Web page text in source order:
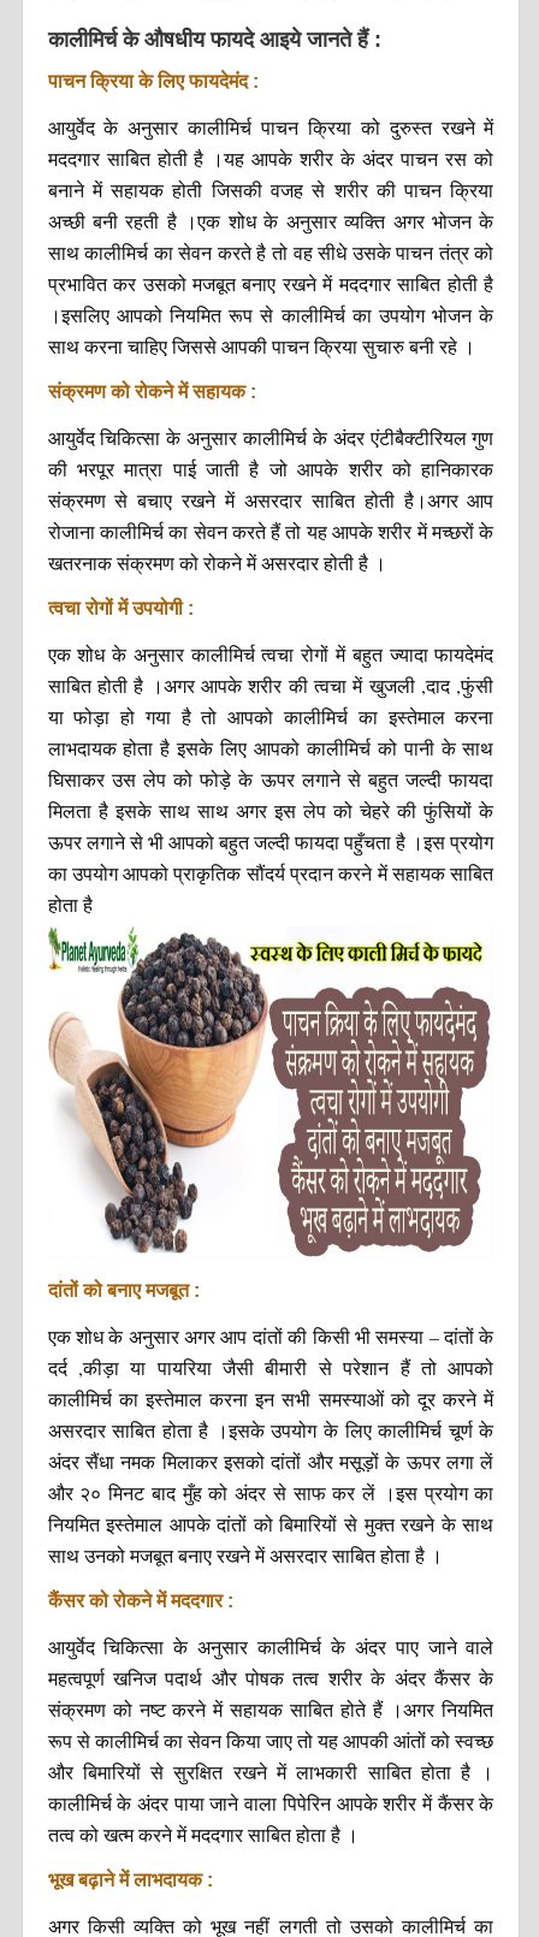
कालीमिर्च के औषधीय फायदे आइये जानते हैं :
पाचन क्रिया के लिए फायदेमंद :
आयुर्वेद के अनुसार कालीमिर्च पाचन क्रिया को दुरुस्त रखने में
मददगार साबित होती है ।यह आपके शरीर के अंदर पाचन रस को
बनाने में सहायक होती जिसकी वजह से शरीर की पाचन क्रिया
अच्छी बनी रहती है ।एक शोध के अनुसार व्यक्ति अगर भोजन के
साथ कालीमिर्च का सेवन करते है तो वह सीधे उसके पाचन तंत्र को
प्रभावित कर उसको मजबूत बनाए रखने में मददगार साबित होती है
।इसलिए आपको नियमित रूप से कालीमिर्च का उपयोग भोजन के
साथ करना चाहिए जिससे आपकी पाचन क्रिया सुचारु बनी रहे ।
संक्रमण को रोकने में सहायक :
आयुर्वेद चिकित्सा के अनुसार कालीमिर्च के अंदर एंटीबैक्टीरियल गुण
की भरपूर मात्रा पाई जाती है जो आपके शरीर को हानिकारक
संक्रमण से बचाए रखने में असरदार साबित होती है।अगर आप
रोजाना कालीमिर्च का सेवन करते हैं तो यह आपके शरीर में मच्छरों के
खतरनाक संक्रमण को रोकने में असरदार होती है ।
त्वचा रोगों में उपयोगी :
एक शोध के अनुसार कालीमिर्च त्वचा रोगों में बहुत ज्यादा फायदेमंद
साबित होती है ।अगर आपके शरीर की त्वचा में खुजली ,दाद ,फुंसी
या फोड़ा हो गया है तो आपको कालीमिर्च का इस्तेमाल करना
लाभदायक होता है इसके लिए आपको कालीमिर्च को पानी के साथ
घिसाकर उस लेप को फोड़े के ऊपर लगाने से बहुत जल्दी फायदा
मिलता है इसके साथ साथ अगर इस लेप को चेहरे की फुंसियों के
ऊपर लगाने से भी आपको बहुत जल्दी फायदा पहुँचता है ।इस प्रयोग
का उपयोग आपको प्राकृतिक सौंदर्य प्रदान करने में सहायक साबित
होता है
दांतों को बनाए मजबूत :
एक शोध के अनुसार अगर आप दांतों की किसी भी समस्या – दांतों के
दर्द ,कीड़ा या पायरिया जैसी बीमारी से परेशान हैं तो आपको
कालीमिर्च का इस्तेमाल करना इन सभी समस्याओं को दूर करने में
असरदार साबित होता है ।इसके उपयोग के लिए कालीमिर्च चूर्ण के
अंदर सैंधा नमक मिलाकर इसको दांतों और मसूड़ों के ऊपर लगा लें
और २० मिनट बाद मुँह को अंदर से साफ कर लें ।इस प्रयोग का
नियमित इस्तेमाल आपके दांतों को बिमारियों से मुक्त रखने के साथ
साथ उनको मजबूत बनाए रखने में असरदार साबित होता है ।
कैंसर को रोकने में मददगार :
आयुर्वेद चिकित्सा के अनुसार कालीमिर्च के अंदर पाए जाने वाले
महत्वपूर्ण खनिज पदार्थ और पोषक तत्व शरीर के अंदर कैंसर के
संक्रमण को नष्ट करने में सहायक साबित होते हैं ।अगर नियमित
रूप से कालीमिर्च का सेवन किया जाए तो यह आपकी आंतों को स्वच्छ
और बिमारियों से सुरक्षित रखने में लाभकारी साबित होता है ।
कालीमिर्च के अंदर पाया जाने वाला पिपेरिन आपके शरीर में कैंसर के
तत्व को खत्म करने में मददगार साबित होता है ।
भूख बढ़ाने में लाभदायक :
अगर किसी व्यक्ति को भूख नहीं लगती तो उसको कालीमिर्च का